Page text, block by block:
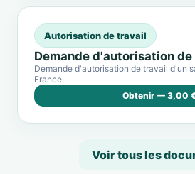
Autorisation de travail
Demande d'autorisation
Demande d'autorisation de travail d'un
France.
Obtenir — 3,00
Voir tous les